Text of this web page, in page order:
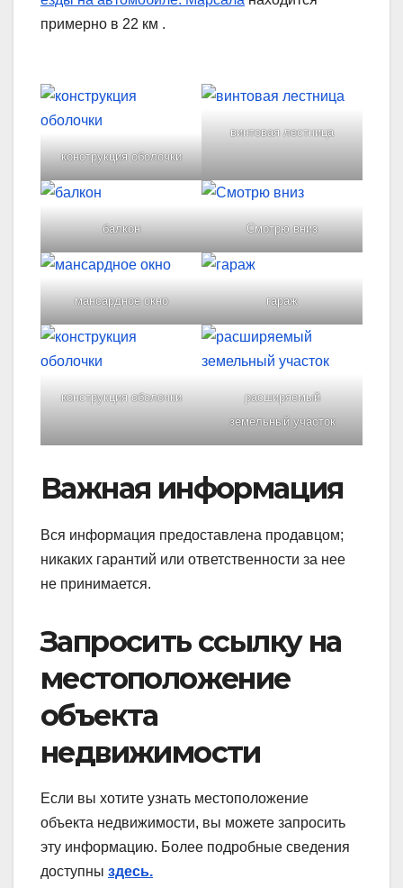
примерно в 22 км .
конструкция оболочки
винтовая лестница
балкон Смотрю вниз
мансардное окно гараж
конструкция оболочки
расширяемый
земельный участок
Важная информация
Вся информация предоставлена ​​продавцом;
никаких гарантий или ответственности за нее
не принимается.
Запросить ссылку на
местоположение
объекта
недвижимости
Если вы хотите узнать местоположение
объекта недвижимости, вы можете запросить
эту информацию. Более подробные сведения
доступны здесь.